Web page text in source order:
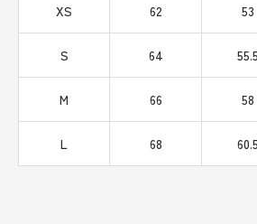
XS 62 53
S 64 55.5
M 66 58
L 68 60.5